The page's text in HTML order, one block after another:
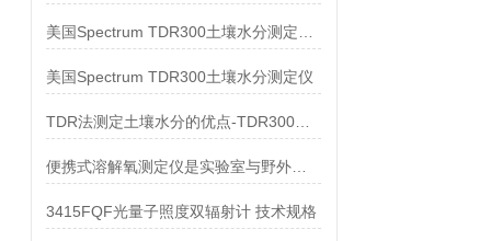
美国Spectrum TDR300土壤水分测定仪
3415FQF光量子照度双辐射计 技术规格